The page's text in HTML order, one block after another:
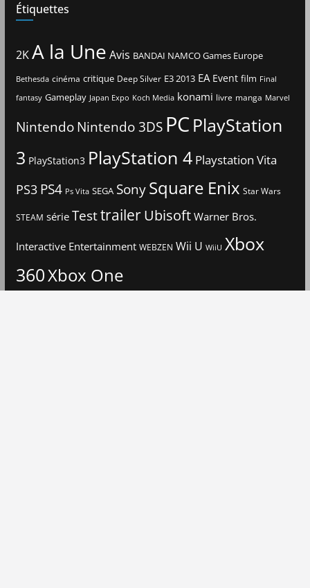
Étiquettes
2KA la Une Avis BANDAI NAMCO Games Europe
Bethesda cinéma critique Deep Silver E3 2013 EA Event film Final
fantasy Gameplay Japan Expo Koch Media konami livre manga Marvel
Nintendo Nintendo 3DS PCPlayStation
3 PlayStation3 PlayStation 4 Playstation Vita
PS3 PS4 Ps Vita SEGA Sony Square Enix Star Wars
STEAM série TesttrailerUbisoftWarner Bros.
Interactive Entertainment WEBZEN Wii U WiiU Xbox
360Xbox One